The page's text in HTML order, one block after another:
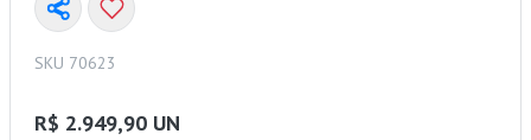
SKU 70623
R$ 2.949,90 UN